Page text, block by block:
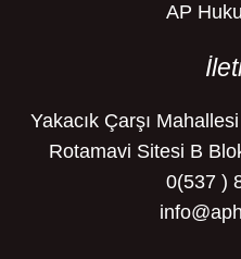
AP
Yakacık Çarşı
Rotamavi Sitesi B
0(537 )